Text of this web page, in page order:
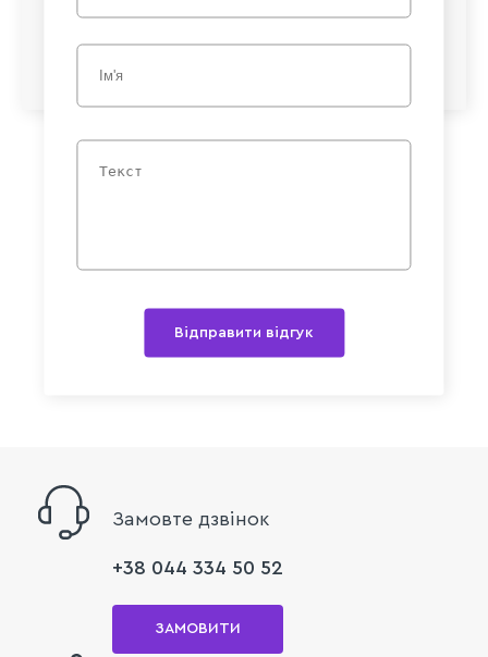
Відправити відгук
Замовте дзвінок
+38 044 334 50 52
ЗАМОВИТИ